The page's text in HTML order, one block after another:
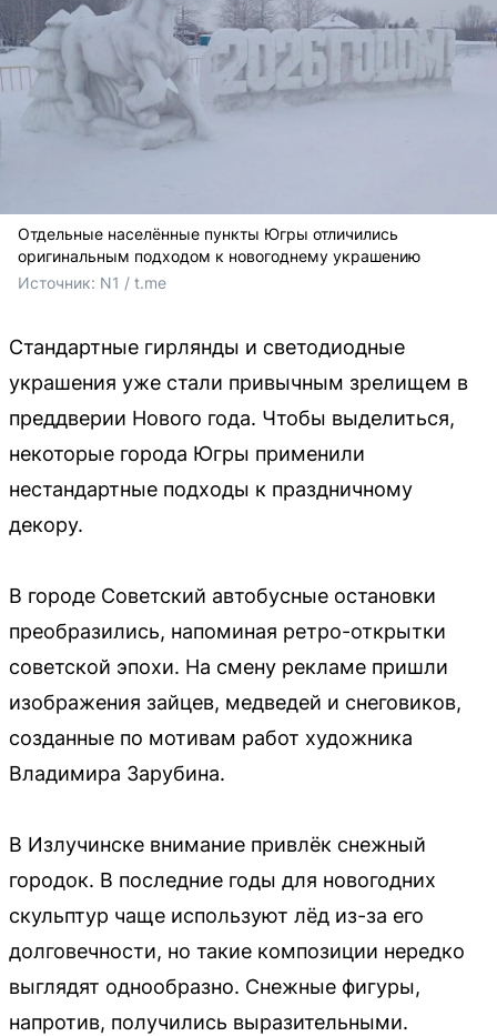
Отдельные населённые пункты Югры отличились
оригинальным подходом к новогоднему украшению
Источник: N1 / t.me
Стандартные гирлянды и светодиодные
украшения уже стали привычным зрелищем в
преддверии Нового года. Чтобы выделиться,
некоторые города Югры применили
нестандартные подходы к праздничному
декору.
В городе Советский автобусные остановки
преобразились, напоминая ретро-открытки
советской эпохи. На смену рекламе пришли
изображения зайцев, медведей и снеговиков,
созданные по мотивам работ художника
Владимира Зарубина.
В Излучинске внимание привлёк снежный
городок. В последние годы для новогодних
скульптур чаще используют лёд из-за его
долговечности, но такие композиции нередко
выглядят однообразно. Снежные фигуры,
напротив, получились выразительными.